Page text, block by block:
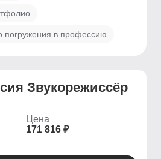
погружения в профессию
Звукорежиссёр
Цена
171 816 ₽